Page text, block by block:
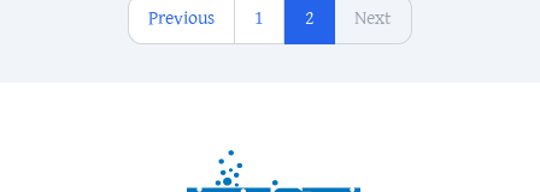
Previous 1 2 Next